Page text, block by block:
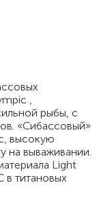
,
рыбы, с
«Сибассовый»
высокую
на вываживании.
Light
в титановых